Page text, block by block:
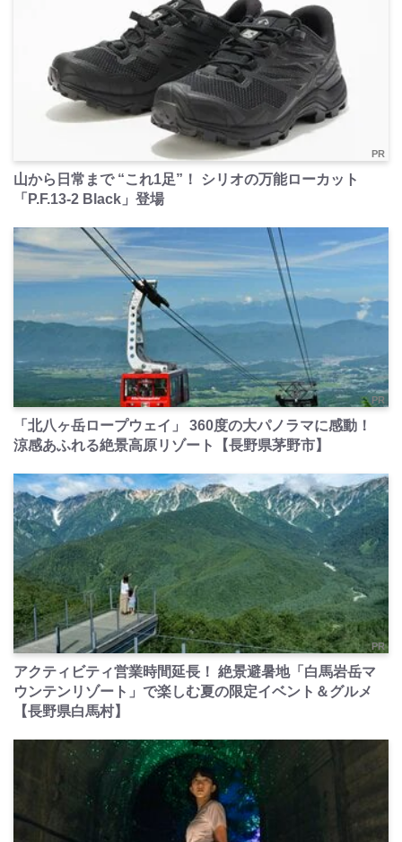
PR
山から日常まで “これ1足”！ シリオの万能ローカット
「P.F.13-2 Black」登場
PR
「北八ヶ岳ロープウェイ」 360度の大パノラマに感動！
涼感あふれる絶景高原リゾート【長野県茅野市】
PR
アクティビティ営業時間延長！ 絶景避暑地「白馬岩岳マ
ウンテンリゾート」で楽しむ夏の限定イベント＆グルメ
【長野県白馬村】